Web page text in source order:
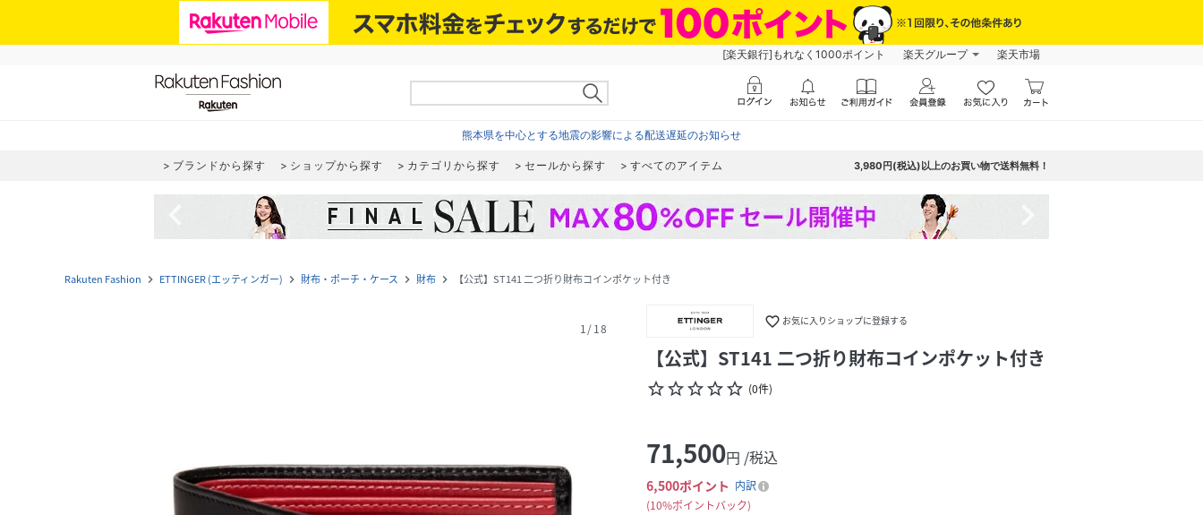
[楽天銀行]もれなく1000ポイント 楽天グループ 楽天市場
熊本県を中心とする地震の影響による配送遅延のお知らせ
ブランドから探す ショップから探す カテゴリから探す セールから探す すべてのアイテム 3,980円(税込)以上のお買い物で送料無料！
Rakuten Fashion navigate_next ETTINGER (エッティンガー) navigate_next 財布・ポーチ・ケース navigate_next 財布 navigate_next 【公式】ST141 二つ折り財布コインポケット付き
1/18 favorite_border お気に入りショップに登録する
【公式】ST141 二つ折り財布コインポケット付き
star_borderstar_borderstar_borderstar_borderstar_border (0件)
71,500円 /税込
6,500ポイント 内訳
10%ポイントバック